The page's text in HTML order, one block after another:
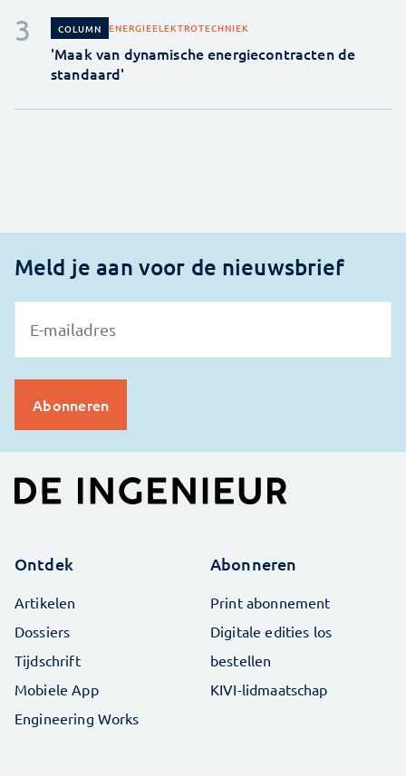
COLUMN ENERGIEELEKTROTECHNIEK
'Maak van dynamische energiecontracten de
standaard'
Meld je aan voor de nieuwsbrief
Ontdek
Artikelen
Dossiers
Tijdschrift
Mobiele App
Engineering Works
Abonneren
Print abonnement
Digitale edities los
bestellen
KIVI-lidmaatschap